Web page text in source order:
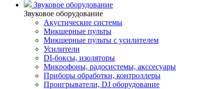
Звуковое оборудование
Звуковое оборудование
Акустические системы
Микшерные пульты
Микшерные пульты с усилителем
Усилители
DI-боксы, изоляторы
Микрофоны, радосистемы, акссесуары
Приборы обработки, контроллеры
Проигрыватели, DJ оборудование